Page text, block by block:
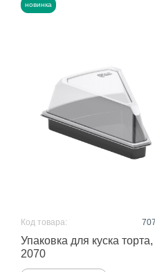
новинка
Упаковка для куска торта,
2070
Код товара: